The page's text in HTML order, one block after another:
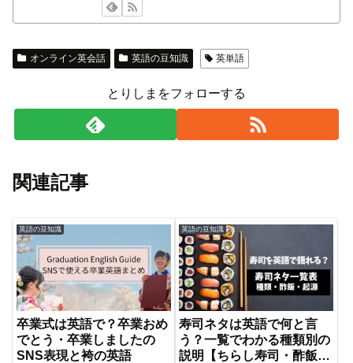
オンライン英会話 英語の豆知識 英単語
とりしまをフォローする
関連記事
英語の豆知識
卒業式は英語で？卒業おめ
でとう・卒業しましたの
SNS表現と袴の英語
英語の豆知識
寿司ネタは英語で何と言
う？一覧でわかる種類別の
説明【ちらし寿司・酢飯・